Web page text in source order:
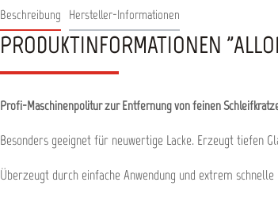
Beschreibung Hersteller-Informationen
PRODUKTINFORMATIONEN
Profi-Maschinenpolitur zur Entfernung von feinen
Besonders geeignet für neuwertige Lacke. Erzeugt tiefen
Überzeugt durch einfache Anwendung und extrem